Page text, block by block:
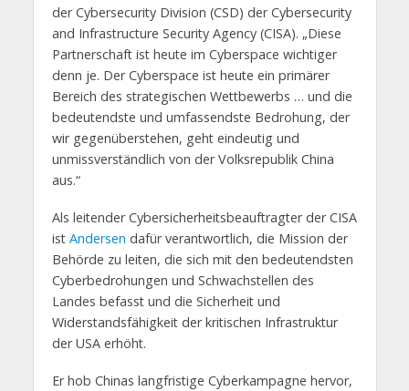
der Cybersecurity Division (CSD) der Cybersecurity
and Infrastructure Security Agency (CISA). „Diese
Partnerschaft ist heute im Cyberspace wichtiger
denn je. Der Cyberspace ist heute ein primärer
Bereich des strategischen Wettbewerbs … und die
bedeutendste und umfassendste Bedrohung, der
wir gegenüberstehen, geht eindeutig und
unmissverständlich von der Volksrepublik China
aus.“
Als leitender Cybersicherheitsbeauftragter der CISA
ist Andersen dafür verantwortlich, die Mission der
Behörde zu leiten, die sich mit den bedeutendsten
Cyberbedrohungen und Schwachstellen des
Landes befasst und die Sicherheit und
Widerstandsfähigkeit der kritischen Infrastruktur
der USA erhöht.
Er hob Chinas langfristige Cyberkampagne hervor,